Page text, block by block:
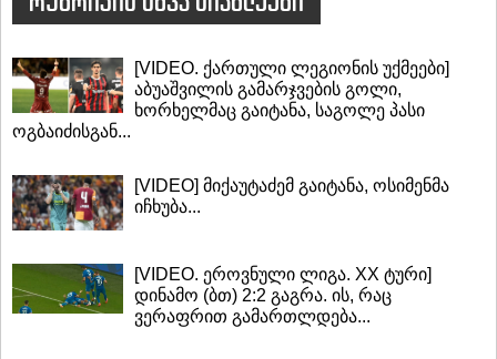
[VIDEO. ქართული ლეგიონის უქმეები]
აბუაშვილის გამარჯვების გოლი,
ხორხელმაც გაიტანა, საგოლე პასი
ოგბაიძისგან...
[VIDEO] მიქაუტაძემ გაიტანა, ოსიმენმა
იჩხუბა...
[VIDEO. ეროვნული ლიგა. XX ტური]
დინამო (ბთ) 2:2 გაგრა. ის, რაც
ვერაფრით გამართლდება...